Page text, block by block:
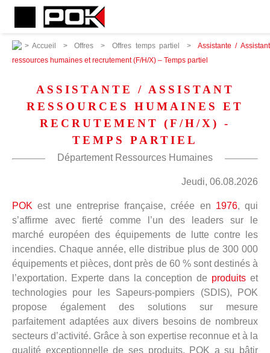
> Accueil > Offres > Offres temps partiel >
Assistante / Assistant
ressources humaines et recrutement (F/H/X) – Temps partiel
ASSISTANTE / ASSISTANT
RESSOURCES HUMAINES ET
RECRUTEMENT (F/H/X) -
TEMPS PARTIEL
Département Ressources Humaines
Jeudi, 06.08.2026
POK est une entreprise française, créée en 1976, qui
s’affirme avec fierté comme l’un des leaders sur le
marché européen des équipements de lutte contre les
incendies. Chaque année, elle distribue plus de 300 000
équipements et pièces, dont près de 60 % sont destinés à
l’exportation. Experte dans la conception de produitset
technologies pour les Sapeurs-pompiers (SDIS), POK
propose également des solutions sur mesure
parfaitement adaptées aux divers besoins de nombreux
secteurs d’activité. Grâce à son expertise reconnue et à la
qualité exceptionnelle de ses produits, POK a su bâtir